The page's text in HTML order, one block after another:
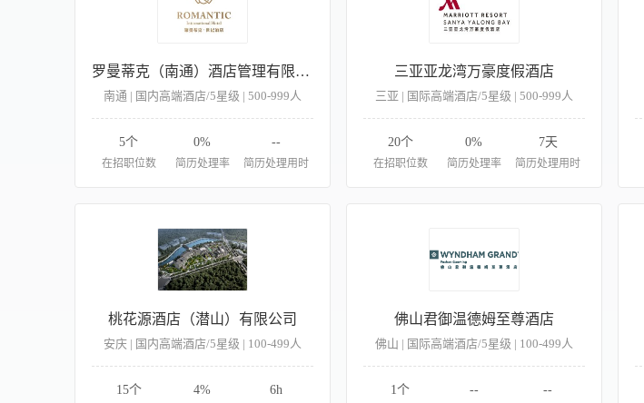
罗曼蒂克（南通）酒店管理有限公司
南通 | 国内高端酒店/5星级 | 500-999人
5个
在招职位数
0%
简历处理率
--
简历处理用时
三亚亚龙湾万豪度假酒店
三亚 | 国际高端酒店/5星级 | 500-999人
20个
在招职位数
0%
简历处理率
7天
简历处理用时
桃花源酒店（潜山）有限公司
安庆 | 国内高端酒店/5星级 | 100-499人
15个 4% 6h
佛山君御温德姆至尊酒店
佛山 | 国际高端酒店/5星级 | 100-499人
1个 -- --